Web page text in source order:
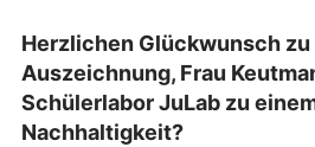
Herzlichen Glückwunsch
Auszeichnung, Frau
Schülerlabor JuLab zu
Nachhaltigkeit?